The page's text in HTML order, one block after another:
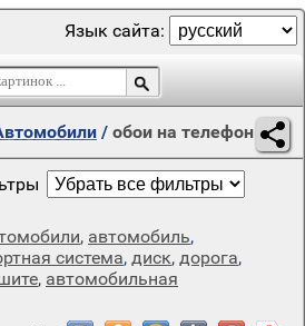
Язык сайта:
/ обои на телефон
, автомобиль,
система, диск, дорога,
, автомобильная